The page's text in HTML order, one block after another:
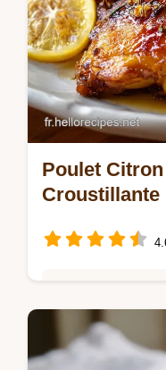
Poulet
Croustillante
Réussissez
guide. Cette